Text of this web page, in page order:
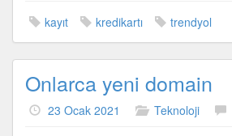
kayıt kredikartı trendyol
Onlarca yeni domain
23 Ocak 2021 Teknoloji